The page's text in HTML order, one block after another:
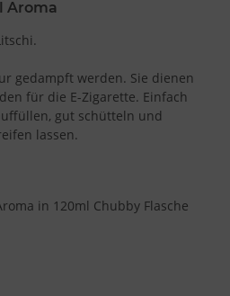
Aroma
gedampft werden. Sie dienen
für die E-Zigarette. Einfach
gut schütteln und
lassen.
in 120ml Chubby Flasche